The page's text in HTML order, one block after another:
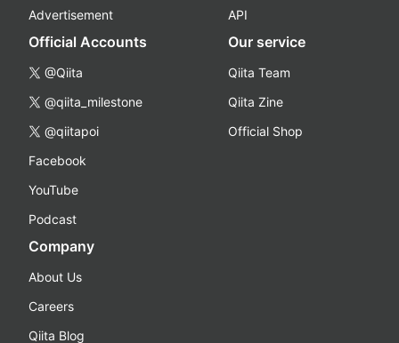
Advertisement
API
Official Accounts
@Qiita
@qiita_milestone
@qiitapoi
Facebook
YouTube
Podcast
Our service
Qiita Team
Qiita Zine
Official Shop
Company
About Us
Careers
Qiita Blog